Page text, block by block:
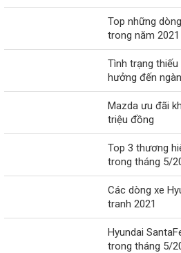
Top những
trong năm 2021
Tình trạng
hưởng đến
Mazda ưu đãi
triệu đồng
Top 3 thương
trong tháng 5/
Các dòng xe
tranh 2021
Hyundai
trong tháng 5/